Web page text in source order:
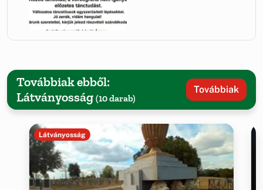
Továbbiak ebből:
Látványosság (10 darab)
Továbbiak
Látványosság